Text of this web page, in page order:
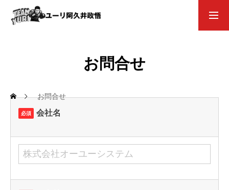
復帰戦WEBサポーター
お問い合わせ
お問合せ
お問合せ
必須 会社名